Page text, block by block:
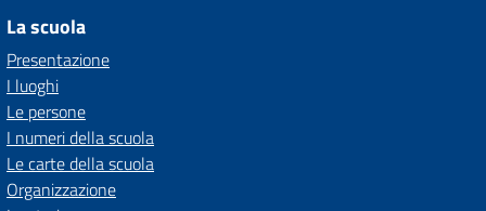
La scuola
Presentazione
I luoghi
Le persone
I numeri della scuola
Le carte della scuola
Organizzazione